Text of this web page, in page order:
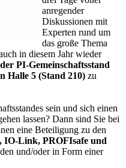
anregender
Diskussionen mit
Experten rund um
das große Thema
in diesem Jahr wieder
der PI-Gemeinschaftsstand
Halle 5 (Stand 210) zu
sein und sich einen
lassen? Dann sind Sie bei
eine Beteiligung zu den
Link, PROFIsafe und
und/oder in Form einer